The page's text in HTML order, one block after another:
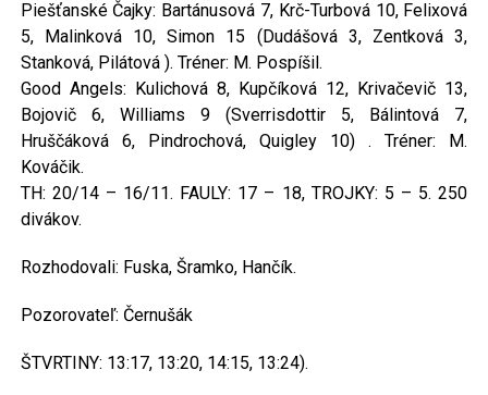
Piešťanské Čajky: Bartánusová 7, Krč-Turbová 10, Felixová
5, Malinková 10, Simon 15 (Dudášová 3, Zentková 3,
Stanková, Pilátová ). Tréner: M. Pospíšil.
Good Angels: Kulichová 8, Kupčíková 12, Krivačevič 13,
Bojovič 6, Williams 9 (Sverrisdottir 5, Bálintová 7,
Hruščáková 6, Pindrochová, Quigley 10) . Tréner: M.
Kováčik.
TH: 20/14 – 16/11. FAULY: 17 – 18, TROJKY: 5 – 5. 250
divákov.
Rozhodovali: Fuska, Šramko, Hančík.
Pozorovateľ: Černušák
ŠTVRTINY: 13:17, 13:20, 14:15, 13:24).